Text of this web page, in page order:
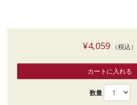
¥4,059（税込）
カートに入れる
数量